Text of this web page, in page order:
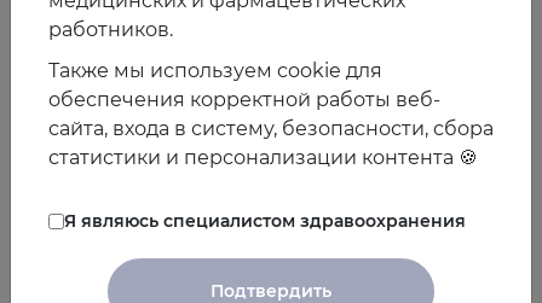
199 имели МРТ-положительный миокардит.
Результаты демонстрируют высокую частоту
миокардита и диагностическое значение МРТ сердца.
Авторы рекомендуют низкий порог для
использования МРТ у пациентов с симптомами
исключения ИБС.
Новость подготовлена Ксенией Бенимецкой
работников.
Также мы используем cookie для
обеспечения корректной работы веб-
сайта, входа в систему, безопасности, сбора
статистики и персонализации контента 🍪
Я являюсь специалистом здравоохранения
Подтвердить